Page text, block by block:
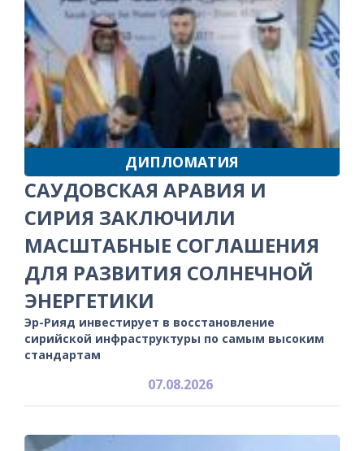
ДИПЛОМАТИЯ
САУДОВСКАЯ АРАВИЯ И
СИРИЯ ЗАКЛЮЧИЛИ
МАСШТАБНЫЕ СОГЛАШЕНИЯ
ДЛЯ РАЗВИТИЯ СОЛНЕЧНОЙ
ЭНЕРГЕТИКИ
Эр-Рияд инвестирует в восстановление
сирийской инфраструктуры по самым высоким
стандартам
07.08.2026